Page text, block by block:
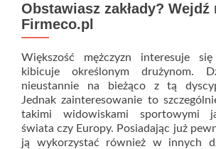
Obstawiasz zakłady? Wejdź
Firmeco.pl
Większość mężczyzn interesuje
kibicuje określonym drużynom.
nieustannie na bieżąco z tą
Jednak zainteresowanie to
takimi widowiskami sportowymi
świata czy Europy. Posiadając już
ją wykorzystać również w innych